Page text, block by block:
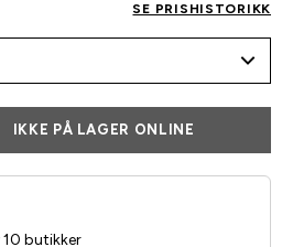
SE PRISHISTORIKK
IKKE PÅ LAGER ONLINE
10 butikker